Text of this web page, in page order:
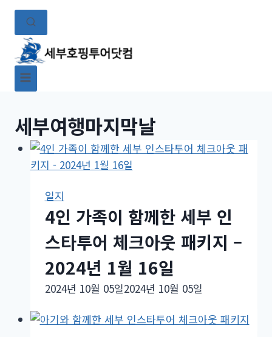
세부여행마지막날
일지
4인 가족이 함께한 세부 인
스타투어 체크아웃 패키지 –
2024년 1월 16일
2024년 10월 05일2024년 10월 05일